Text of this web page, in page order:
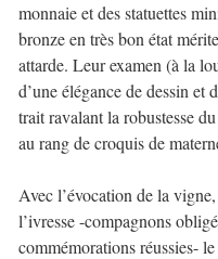
monnaie et des statuettes
bronze en très bon état
attarde. Leur examen (à la
d’une élégance de dessin et
trait ravalant la robustesse
au rang de croquis de
Avec l’évocation de la
l’ivresse -compagnons
commémorations réussies-